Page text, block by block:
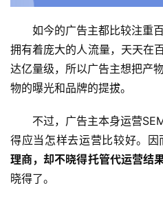
如今的广告主都比较注重
拥有着庞大的人流量，天天在
达亿量级，所以广告主想把产
物的曝光和品牌的提拔。
不过，广告主本身运营
得应当怎样去运营比较好。因
理商，却不晓得托管代运营结
晓得了。